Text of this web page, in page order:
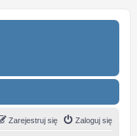
Zaloguj się
Zarejestruj się